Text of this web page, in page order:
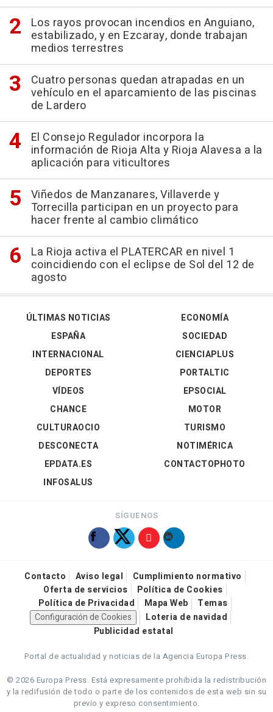
Los rayos provocan incendios en Anguiano,
estabilizado, y en Ezcaray, donde trabajan
medios terrestres
Cuatro personas quedan atrapadas en un
vehículo en el aparcamiento de las piscinas
de Lardero
El Consejo Regulador incorpora la
información de Rioja Alta y Rioja Alavesa a la
aplicación para viticultores
Viñedos de Manzanares, Villaverde y
Torrecilla participan en un proyecto para
hacer frente al cambio climático
La Rioja activa el PLATERCAR en nivel 1
coincidiendo con el eclipse de Sol del 12 de
agosto
ÚLTIMAS NOTICIAS
ESPAÑA
INTERNACIONAL
DEPORTES
VÍDEOS
ECONOMÍA
SOCIEDAD
CIENCIAPLUS
PORTALTIC
EPSOCIAL
CHANCE
CULTURAOCIO
DESCONECTA
EPDATA.ES
INFOSALUS
MOTOR
TURISMO
NOTIMÉRICA
CONTACTOPHOTO
SÍGUENOS
Contacto Aviso legal
Cumplimiento normativo
Oferta de servicios
Política de Cookies
Política de Privacidad
Mapa Web
Temas
Configuración de Cookies
Loteria de navidad
Publicidad estatal
Portal de actualidad y noticias de la Agencia Europa Press.
© 2026 Europa Press. Está expresamente prohibida la redistribución
y la redifusión de todo o parte de los contenidos de esta web sin su
previo y expreso consentimiento.